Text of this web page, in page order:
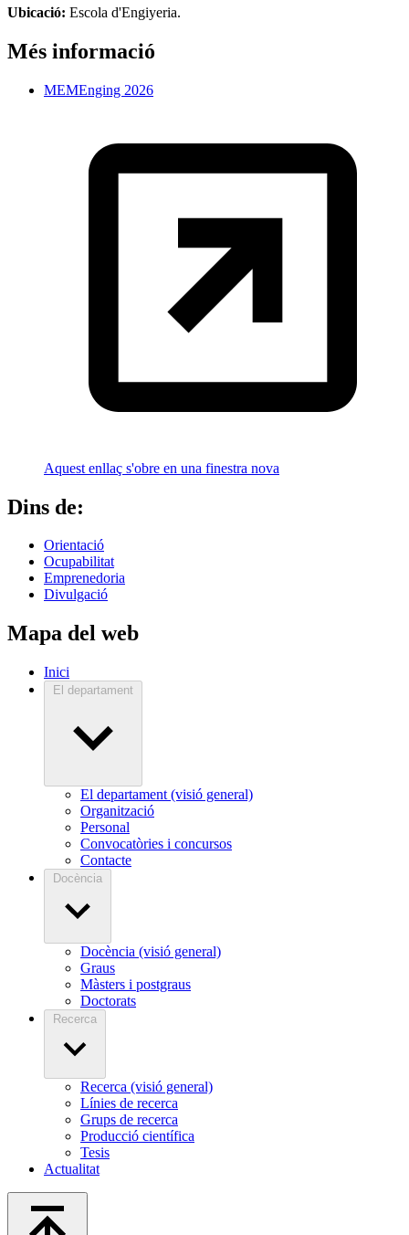
Ubicació: Escola d'Engiyeria.
Més informació
MEMEnging 2026
Aquest enllaç s'obre en una finestra nova
Dins de:
Orientació
Ocupabilitat
Emprenedoria
Divulgació
Mapa del web
Inici
El departament
El departament (visió general)
Organització
Personal
Convocatòries i concursos
Contacte
Docència
Docència (visió general)
Graus
Màsters i postgraus
Doctorats
Recerca
Recerca (visió general)
Línies de recerca
Grups de recerca
Producció científica
Tesis
Actualitat